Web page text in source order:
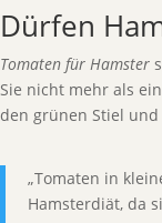
Dürfen
Tomaten für Hamster
Sie nicht mehr als
den grünen Stiel
„Tomaten in
Hamsterdiät, da